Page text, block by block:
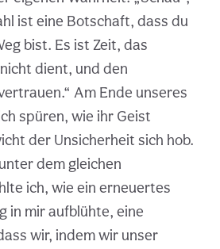
ist eine Botschaft, dass du
bist. Es ist Zeit, das
dient, und den
Am Ende unseres
spüren, wie ihr Geist
der Unsicherheit sich hob.
dem gleichen
ich, wie ein erneuertes
in mir aufblühte, eine
wir, indem wir unser